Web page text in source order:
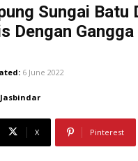
Sungai Batu
Dengan
6 June 2022
X Pinterest